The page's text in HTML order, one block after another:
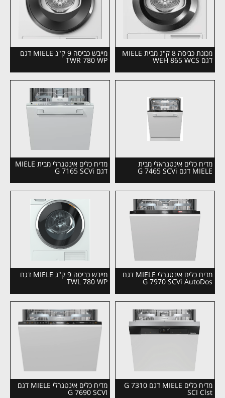
מכונת כביסה 8 ק"ג מבית MIELE
דגם WEH 865 WCS
מייבש כביסה 9 ק"ג MIELE דגם
TWR 780 WP
מדיח כלים אינטגראלי מבית
MIELE דגם G 7465 SCVi
מדיח כלים אינטגרלי מבית MIELE
דגם G 7165 SCVi
מדיח כלים אינטגרלי MIELE דגם
G 7970 SCVi AutoDos
מייבש כביסה 9 ק"ג MIELE דגם
TWL 780 WP
מדיח כלים MIELE דגם G 7310
SCI Clst
מדיח כלים אינטגרלי MIELE דגם
G 7690 SCVI